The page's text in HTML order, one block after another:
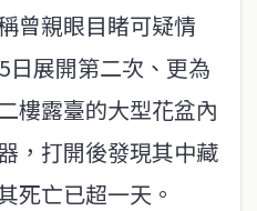
曾親眼目睹可疑情
日展開第二次、更為
樓露臺的大型花盆內
，打開後發現其中藏
死亡已超一天。